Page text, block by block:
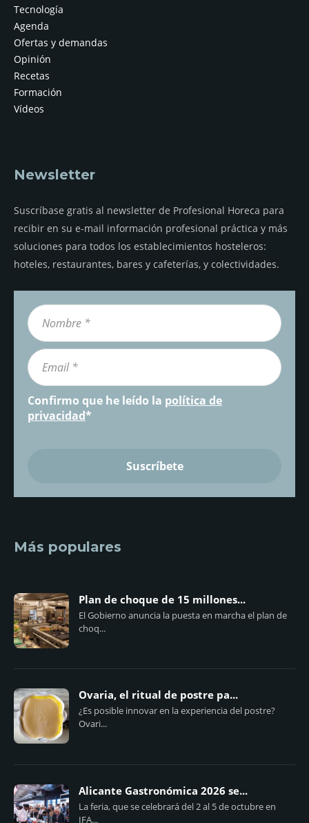
Tecnología
Agenda
Ofertas y demandas
Opinión
Recetas
Formación
Vídeos
Newsletter
Suscríbase gratis al newsletter de Profesional Horeca para
recibir en su e-mail información profesional práctica y más
soluciones para todos los establecimientos hosteleros:
hoteles, restaurantes, bares y cafeterías, y colectividades.
Confirmo que he leído la política de
privacidad*
Más populares
Plan de choque de 15 millones...
El Gobierno anuncia la puesta en marcha el plan de
choq...
Ovaria, el ritual de postre pa...
¿Es posible innovar en la experiencia del postre?
Ovari...
Alicante Gastronómica 2026 se...
La feria, que se celebrará del 2 al 5 de octubre en
IFA...